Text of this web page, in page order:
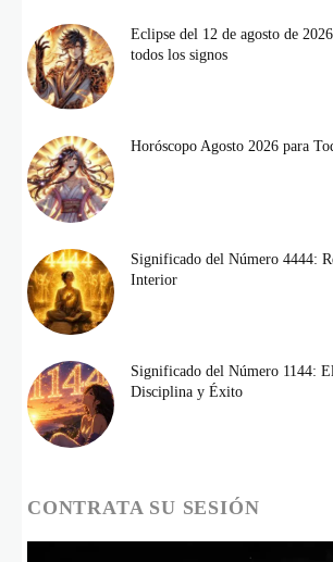
Eclipse del 12 de agosto de
todos los signos
Horóscopo Agosto 2026 para
Significado del Número 4444:
Interior
Significado del Número 1144:
Disciplina y Éxito
CONTRATA SU SESIÓN